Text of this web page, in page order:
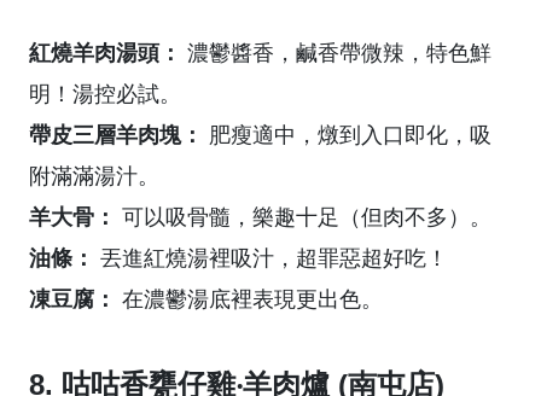
紅燒羊肉湯頭： 濃鬱醬香，鹹香帶微辣，特色鮮
明！湯控必試。
帶皮三層羊肉塊： 肥瘦適中，燉到入口即化，吸
附滿滿湯汁。
羊大骨： 可以吸骨髓，樂趣十足（但肉不多）。
油條： 丟進紅燒湯裡吸汁，超罪惡超好吃！
凍豆腐： 在濃鬱湯底裡表現更出色。
8. 咕咕香甕仔雞‧羊肉爐 (南屯店)